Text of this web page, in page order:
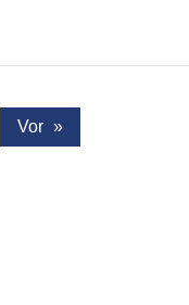
Vor »